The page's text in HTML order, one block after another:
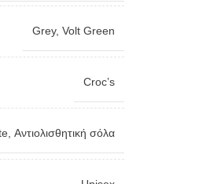
Grey, Volt Green
Croc’s
, Αντιολισθητική σόλα